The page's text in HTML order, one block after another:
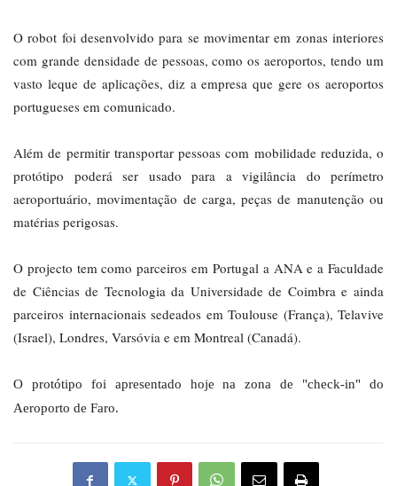
O robot foi desenvolvido para se movimentar em zonas interiores
com grande densidade de pessoas, como os aeroportos, tendo um
vasto leque de aplicações, diz a empresa que gere os aeroportos
portugueses em comunicado.
Além de permitir transportar pessoas com mobilidade reduzida, o
protótipo poderá ser usado para a vigilância do perímetro
aeroportuário, movimentação de carga, peças de manutenção ou
matérias perigosas.
O projecto tem como parceiros em Portugal a ANA e a Faculdade
de Ciências de Tecnologia da Universidade de Coimbra e ainda
parceiros internacionais sedeados em Toulouse (França), Telavive
(Israel), Londres, Varsóvia e em Montreal (Canadá).
O protótipo foi apresentado hoje na zona de "check-in" do
Aeroporto de Faro.